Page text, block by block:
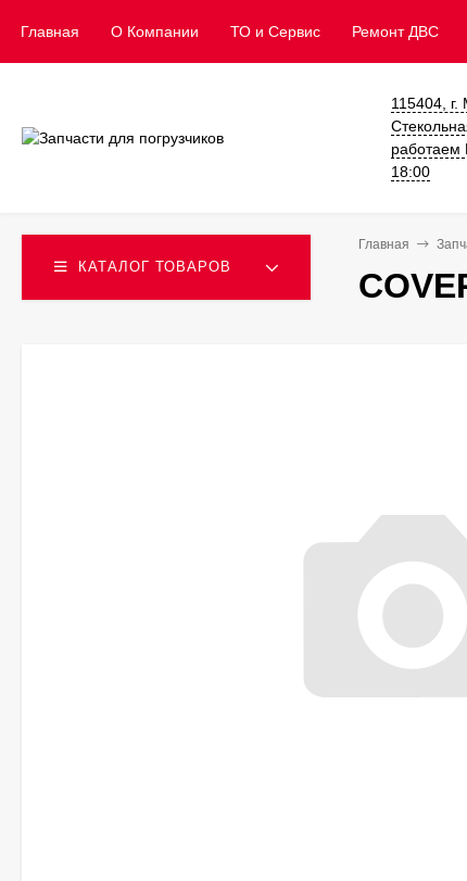
Главная О Компании ТО и Сервис ​Ремонт ДВС
115404, г.
работаем
18:00
КАТАЛОГ ТОВАРОВ
Главная